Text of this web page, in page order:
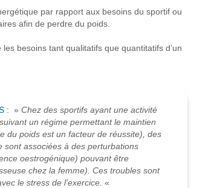
par rapport aux besoins du sportif ou
afin de perdre du poids.
besoins tant qualitatifs que quantitatifs d’un
: » Chez des sportifs ayant une activité
un régime permettant le maintien
du poids est un facteur de réussite), des
sont associées à des perturbations
oestrogénique) pouvant être
chez la femme). Ces troubles sont
le stress de l’exercice. «